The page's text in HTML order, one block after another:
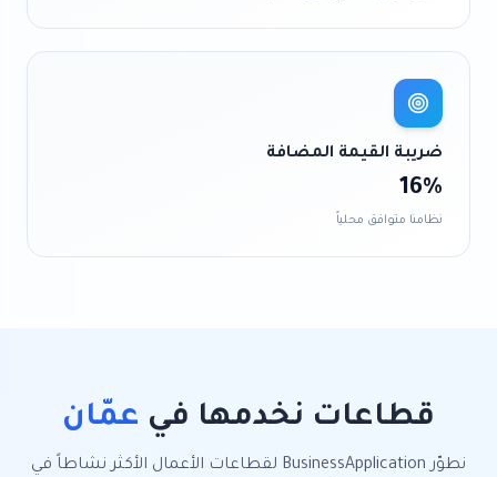
ضريبة القيمة المضافة
16%
نظامنا متوافق محلياً
قطاعات نخدمها في عمّان
نطوّر BusinessApplication لقطاعات الأعمال الأكثر نشاطاً في